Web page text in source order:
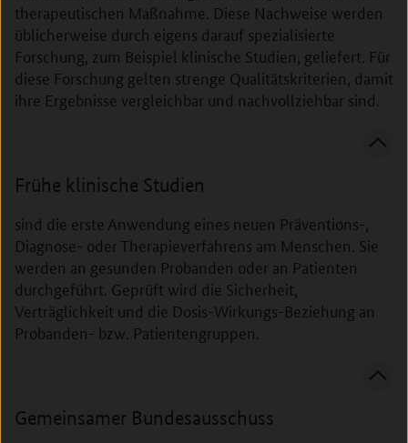
therapeutischen Maßnahme. Diese Nachweise werden
üblicherweise durch eigens darauf spezialisierte
Forschung, zum Beispiel klinische Studien, geliefert. Für
diese Forschung gelten strenge Qualitätskriterien, damit
ihre Ergebnisse vergleichbar und nachvollziehbar sind.
Frühe klinische Studien
sind die erste Anwendung eines neuen Präventions-,
Diagnose- oder Therapieverfahrens am Menschen. Sie
werden an gesunden Probanden oder an Patienten
durchgeführt. Geprüft wird die Sicherheit,
Verträglichkeit und die Dosis-Wirkungs-Beziehung an
Probanden- bzw. Patientengruppen.
Gemeinsamer Bundesausschuss